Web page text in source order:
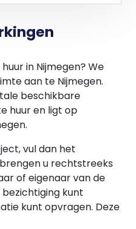
van 5% over de
termijn is mogelijk.
in Nijmegen? We
aan te Nijmegen.
beschikbare
huur en ligt op
vul dan het
u rechtstreeks
of eigenaar van de
kunt
kunt opvragen. Deze